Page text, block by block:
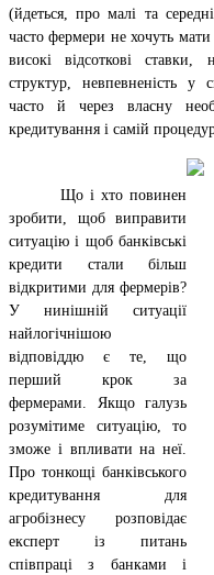
(йдеться, про малі та
часто фермери не хочуть
високі відсоткові ставки,
структур, невпевненість у
часто й через власну
кредитування і самій
Що і хто повинен
зробити, щоб виправити
ситуацію і щоб банківські
кредити стали більш
відкритими для фермерів?
У нинішній ситуації
найлогічнішою
відповіддю є те, що
перший крок за
фермерами. Якщо галузь
розумітиме ситуацію, то
зможе і впливати на неї.
Про тонкощі банківського
кредитування для
агробізнесу розповідає
експерт із питань
співпраці з банками і